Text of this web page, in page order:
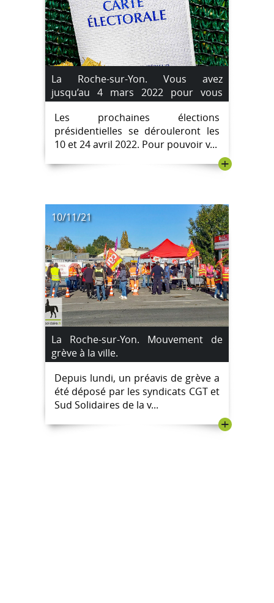
La Roche-sur-Yon. Vous avez
jusqu’au 4 mars 2022 pour vous
inscrire sur les listes électorales.
Les prochaines élections
présidentielles se dérouleront les
10 et 24 avril 2022. Pour pouvoir v...
+
10/11/21
La Roche-sur-Yon. Mouvement de
grève à la ville.
Depuis lundi, un préavis de grève a
été déposé par les syndicats CGT et
Sud Solidaires de la v...
+